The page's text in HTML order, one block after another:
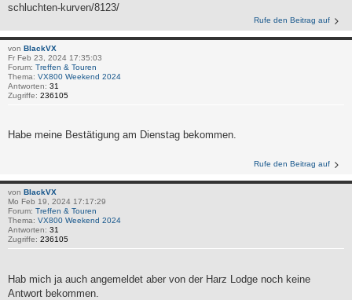
schluchten-kurven/8123/
Rufe den Beitrag auf
von BlackVX
Fr Feb 23, 2024 17:35:03
Forum: Treffen & Touren
Thema: VX800 Weekend 2024
Antworten: 31
Zugriffe: 236105
Habe meine Bestätigung am Dienstag bekommen.
Rufe den Beitrag auf
von BlackVX
Mo Feb 19, 2024 17:17:29
Forum: Treffen & Touren
Thema: VX800 Weekend 2024
Antworten: 31
Zugriffe: 236105
Hab mich ja auch angemeldet aber von der Harz Lodge noch keine
Antwort bekommen.